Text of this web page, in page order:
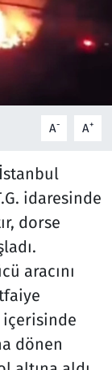
A- A+
idaresinde
dorse
aracını
içerisinde
dönen